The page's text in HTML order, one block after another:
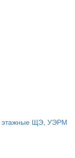
этажные ЩЭ, УЭРМ